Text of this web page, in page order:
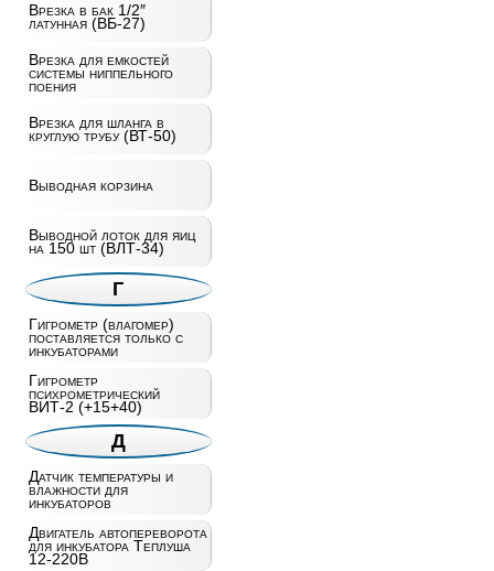
Врезка в бак 1/2″
латунная (ВБ-27)
Врезка для емкостей
системы ниппельного
поения
Врезка для шланга в
круглую трубу (ВТ-50)
Выводная корзина
Выводной лоток для яиц
на 150 шт (ВЛТ-34)
Г
Гигрометр (влагомер)
поставляется только с
инкубаторами
Гигрометр
психрометрический
ВИТ-2 (+15+40)
Д
Датчик температуры и
влажности для
инкубаторов
Двигатель автопереворота
для инкубатора Теплуша
12-220В